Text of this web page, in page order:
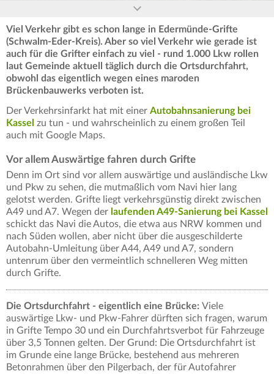
Viel Verkehr gibt es schon lange in Edermünde-Grifte
(Schwalm-Eder-Kreis). Aber so viel Verkehr wie gerade ist
auch für die Grifter einfach zu viel - rund 1.000 Lkw rollen
laut Gemeinde aktuell täglich durch die Ortsdurchfahrt,
obwohl das eigentlich wegen eines maroden
Brückenbauwerks verboten ist.
Der Verkehrsinfarkt hat mit einer Autobahnsanierung bei
Kassel zu tun - und wahrscheinlich zu einem großen Teil
auch mit Google Maps.
Vor allem Auswärtige fahren durch Grifte
Denn im Ort sind vor allem auswärtige und ausländische Lkw
und Pkw zu sehen, die mutmaßlich vom Navi hier lang
gelotst werden. Grifte liegt verkehrsgünstig direkt zwischen
A49 und A7. Wegen der laufenden A49-Sanierung bei Kassel
schickt das Navi die Autos, die etwa aus NRW kommen und
nach Süden wollen, aber nicht über die ausgeschilderte
Autobahn-Umleitung über A44, A49 und A7, sondern
untenrum über den vermeintlich schnelleren Weg mitten
durch Grifte.
Die Ortsdurchfahrt - eigentlich eine Brücke: Viele
auswärtige Lkw- und Pkw-Fahrer dürften sich fragen, warum
in Grifte Tempo 30 und ein Durchfahrtsverbot für Fahrzeuge
über 3,5 Tonnen gelten. Der Grund: Die Ortsdurchfahrt ist
im Grunde eine lange Brücke, bestehend aus mehreren
Betonrahmen über den Pilgerbach, der für Autofahrer